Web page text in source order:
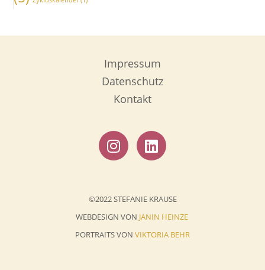
Impressum
Datenschutz
Kontakt
©2022 STEFANIE KRAUSE
WEBDESIGN VON JANIN HEINZE
PORTRAITS VON VIKTORIA BEHR